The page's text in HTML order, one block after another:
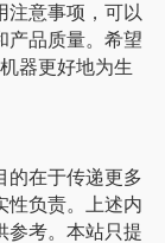
注意事项，可以
产品质量。希望
器更好地为生
的在于传递更多
负责。
上述内
考。 本站只提